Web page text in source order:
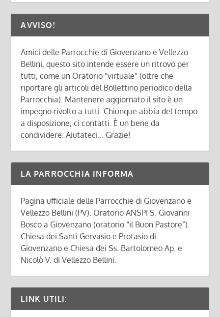
AVVISO!
Amici delle Parrocchie di Giovenzano e Vellezzo
Bellini, questo sito intende essere un ritrovo per
tutti, come un Oratorio "virtuale" (oltre che
riportare gli articoli del Bollettino periodico della
Parrocchia). Mantenere aggiornato il sito è un
impegno rivolto a tutti. Chiunque abbia del tempo
a disposizione, ci contatti. È un bene da
condividere. Aiutateci... Grazie!
LA PARROCCHIA INFORMA
Pagina ufficiale delle Parrocchie di Giovenzano e
Vellezzo Bellini (PV). Oratorio ANSPI S. Giovanni
Bosco a Giovenzano (oratorio “il Buon Pastore”).
Chiesa dei Santi Gervasio e Protasio di
Giovenzano e Chiesa dei Ss. Bartolomeo Ap. e
Nicolò V. di Vellezzo Bellini.
LINK UTILI: